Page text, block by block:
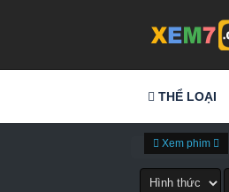
THỂ LOẠI
Xem phim